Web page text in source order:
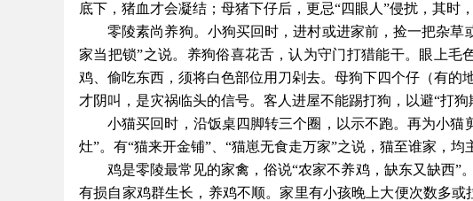
底下，猪血才会凝结；母猪下仔后，更忌“四眼人”侵扰，其时
零陵素尚养狗。小狗买回时，进村或进家前，捡一把杂
家当把锁”之说。养狗俗喜花舌，认为守门打猎能干。眼上
鸡、偷吃东西，须将白色部位用刀剁去。母狗下四个仔（有
才阴叫，是灾祸临头的信号。客人进屋不能踢打狗，以避“打
小猫买回时，沿饭桌四脚转三个圈，以示不跑。再为小
灶”。有“猫来开金铺”、“猫崽无食走万家”之说，猫至谁家，均
鸡是零陵最常见的家禽，俗说“农家不养鸡，缺东又缺西”
有损自家鸡群生长，养鸡不顺。家里有小孩晚上大便次数多